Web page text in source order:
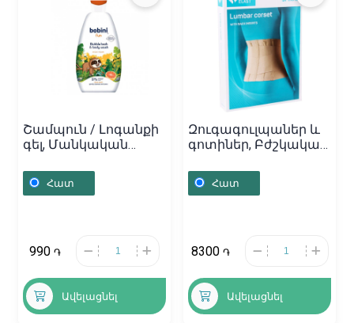
Շամպուն / Լոգանքի
գել, Մանկական
«Bobini» Fun 500մլ,
Լեհաստան
Հատ
990 ֏
Ավելացնել
Զուգագուլպաներ և
գոտիներ, Բժշկական
Լատվիա
Հատ
8300 ֏
Ավելացնել